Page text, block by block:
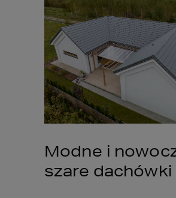
Modne i
szare dachówki